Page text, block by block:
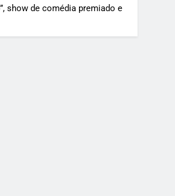
show de comédia premiado e